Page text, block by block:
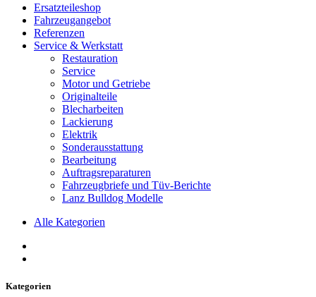
Ersatzteileshop
Fahrzeugangebot
Referenzen
Service & Werkstatt
Restauration
Service
Motor und Getriebe
Originalteile
Blecharbeiten
Lackierung
Elektrik
Sonderausstattung
Bearbeitung
Auftragsreparaturen
Fahrzeugbriefe und Tüv-Berichte
Lanz Bulldog Modelle
Alle Kategorien
Kategorien